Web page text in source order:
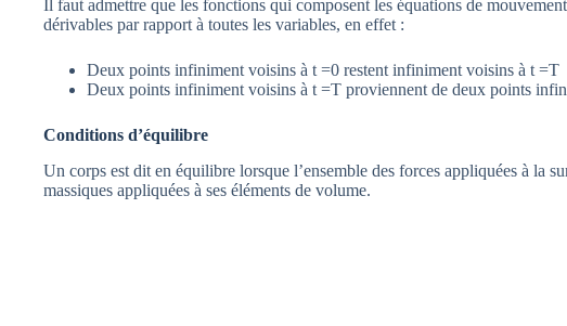
Il faut admettre que les fonctions qui composent les équations de
dérivables par rapport à toutes les variables, en effet :
Deux points infiniment voisins à t =0 restent infiniment voisins à t =T
Deux points infiniment voisins à t =T proviennent de deux points
Conditions d’équilibre
Un corps est dit en équilibre lorsque l’ensemble des forces appliquées à la
massiques appliquées à ses éléments de volume.